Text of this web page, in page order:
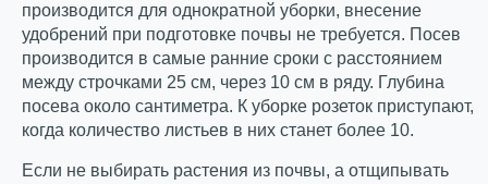
производится для однократной уборки, внесение
удобрений при подготовке почвы не требуется. Посев
производится в самые ранние сроки с расстоянием
между строчками 25 см, через 10 см в ряду. Глубина
посева около сантиметра. К уборке розеток приступают,
когда количество листьев в них станет более 10.
Если не выбирать растения из почвы, а отщипывать